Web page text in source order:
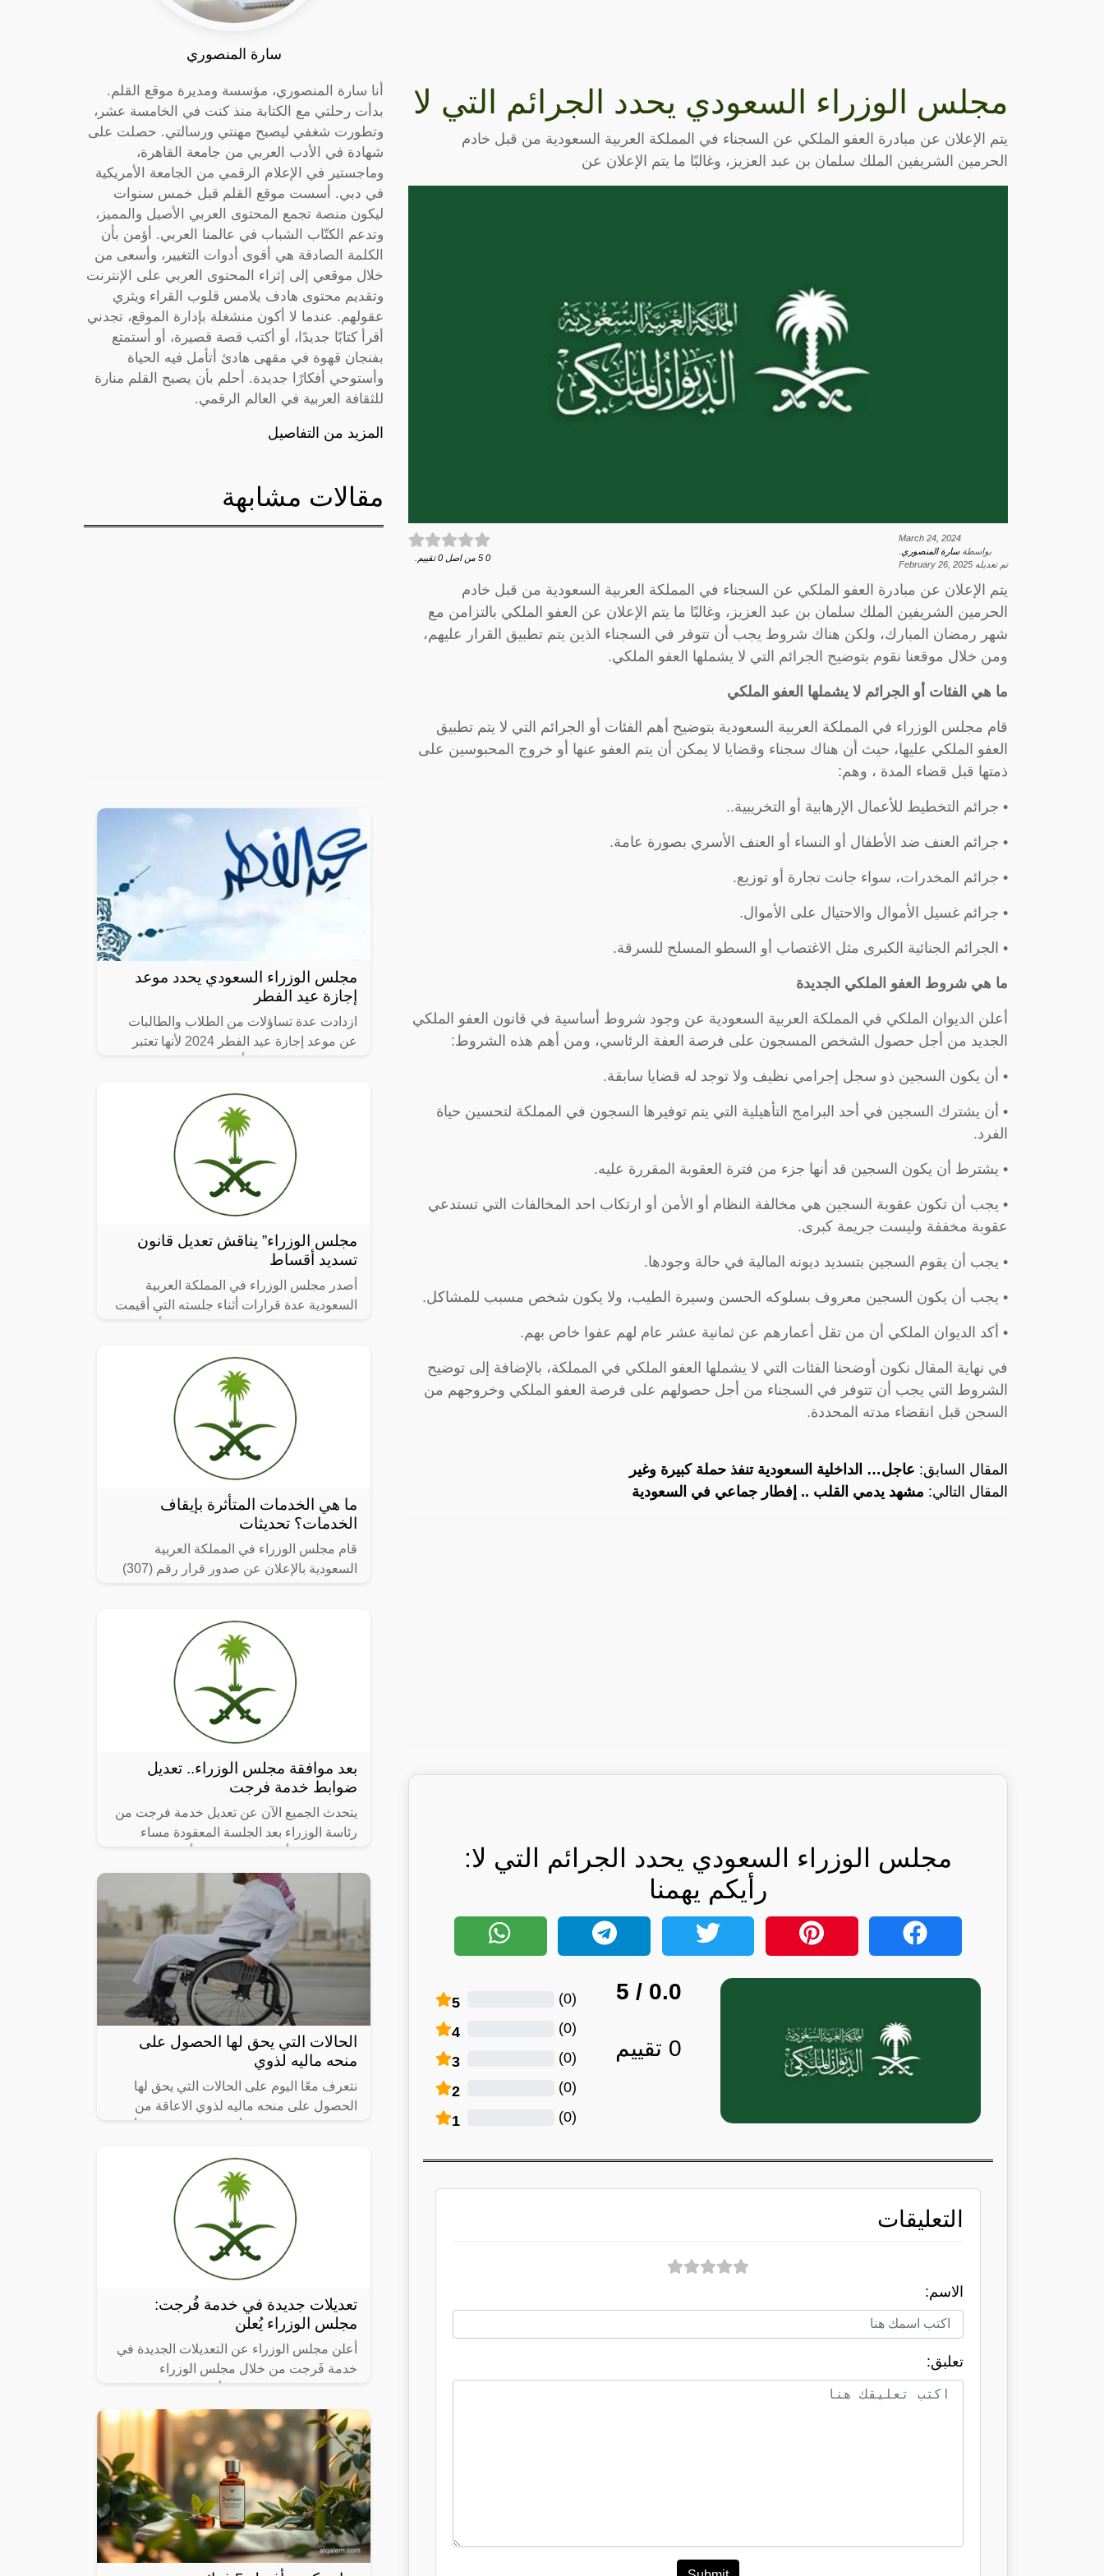
مجلس الوزراء السعودي يحدد الجرائم التي لا
يتم الإعلان عن مبادرة العفو الملكي عن السجناء في المملكة العربية السعودية من قبل خادم
الحرمين الشريفين الملك سلمان بن عبد العزيز، وغالبًا ما يتم الإعلان عن
March 24, 2024
بواسطةسارة المنصوري
تم تعديله February 26, 2025
0
5 من اصل 0 تقييم.
يتم الإعلان عن مبادرة العفو الملكي عن السجناء في المملكة العربية السعودية من قبل خادم
الحرمين الشريفين الملك سلمان بن عبد العزيز، وغالبًا ما يتم الإعلان عن العفو الملكي بالتزامن مع
شهر رمضان المبارك، ولكن هناك شروط يجب أن تتوفر في السجناء الذين يتم تطبيق القرار عليهم،
ومن خلال موقعنا نقوم بتوضيح الجرائم التي لا يشملها العفو الملكي.
ما هي الفئات أو الجرائم لا يشملها العفو الملكي
قام مجلس الوزراء في المملكة العربية السعودية بتوضيح أهم الفئات أو الجرائم التي لا يتم تطبيق
العفو الملكي عليها، حيث أن هناك سجناء وقضايا لا يمكن أن يتم العفو عنها أو خروج المحبوسين على
ذمتها قبل قضاء المدة ، وهم:
• جرائم التخطيط للأعمال الإرهابية أو التخريبية..
• جرائم العنف ضد الأطفال أو النساء أو العنف الأسري بصورة عامة.
• جرائم المخدرات، سواء جانت تجارة أو توزيع.
• جرائم غسيل الأموال والاحتيال على الأموال.
• الجرائم الجنائية الكبرى مثل الاغتصاب أو السطو المسلح للسرقة.
ما هي شروط العفو الملكي الجديدة
أعلن الديوان الملكي في المملكة العربية السعودية عن وجود شروط أساسية في قانون العفو الملكي
الجديد من أجل حصول الشخص المسجون على فرصة العفة الرئاسي، ومن أهم هذه الشروط:
• أن يكون السجين ذو سجل إجرامي نظيف ولا توجد له قضايا سابقة.
• أن يشترك السجين في أحد البرامج التأهيلية التي يتم توفيرها السجون في المملكة لتحسين حياة
الفرد.
• يشترط أن يكون السجين قد أنها جزء من فترة العقوبة المقررة عليه.
• يجب أن تكون عقوبة السجين هي مخالفة النظام أو الأمن أو ارتكاب احد المخالفات التي تستدعي
عقوبة مخففة وليست جريمة كبرى.
• يجب أن يقوم السجين بتسديد ديونه المالية في حالة وجودها.
• يجب أن يكون السجين معروف بسلوكه الحسن وسيرة الطيب، ولا يكون شخص مسبب للمشاكل.
• أكد الديوان الملكي أن من تقل أعمارهم عن ثمانية عشر عام لهم عفوا خاص بهم.
في نهاية المقال نكون أوضحنا الفئات التي لا يشملها العفو الملكي في المملكة، بالإضافة إلى توضيح
الشروط التي يجب أن تتوفر في السجناء من أجل حصولهم على فرصة العفو الملكي وخروجهم من
السجن قبل انقضاء مدته المحددة.
المقال السابق: عاجل… الداخلية السعودية تنفذ حملة كبيرة وغير
المقال التالي: مشهد يدمي القلب .. إفطار جماعي في السعودية
مجلس الوزراء السعودي يحدد الجرائم التي لا:
رأيكم يهمنا
0.0
/ 5
0 تقييم
5 (
0
)
4 (
0
)
3 (
0
)
2 (
0
)
1 (
0
)
التعليقات
الاسم:
تعلبق:
سارة المنصوري
أنا سارة المنصوري، مؤسسة ومديرة موقع القلم.
بدأت رحلتي مع الكتابة منذ كنت في الخامسة عشر،
وتطورت شغفي ليصبح مهنتي ورسالتي. حصلت على
شهادة في الأدب العربي من جامعة القاهرة،
وماجستير في الإعلام الرقمي من الجامعة الأمريكية
في دبي. أسست موقع القلم قبل خمس سنوات
ليكون منصة تجمع المحتوى العربي الأصيل والمميز،
وتدعم الكتّاب الشباب في عالمنا العربي. أؤمن بأن
الكلمة الصادقة هي أقوى أدوات التغيير، وأسعى من
خلال موقعي إلى إثراء المحتوى العربي على الإنترنت
وتقديم محتوى هادف يلامس قلوب القراء ويثري
عقولهم. عندما لا أكون منشغلة بإدارة الموقع، تجدني
أقرأ كتابًا جديدًا، أو أكتب قصة قصيرة، أو أستمتع
بفنجان قهوة في مقهى هادئ أتأمل فيه الحياة
وأستوحي أفكارًا جديدة. أحلم بأن يصبح القلم منارة
للثقافة العربية في العالم الرقمي.
المزيد من التفاصيل
مقالات مشابهة
مجلس الوزراء السعودي يحدد موعد
إجازة عيد الفطر
ازدادت عدة تساؤلات من الطلاب والطالبات
عن موعد إجازة عيد الفطر 2024 لأنها تعتبر
مجلس الوزراء” يناقش تعديل قانون
تسديد أقساط
أصدر مجلس الوزراء في المملكة العربية
السعودية عدة قرارات أثناء جلسته التي أقيمت
ما هي الخدمات المتأثرة بإيقاف
الخدمات؟ تحديثات
قام مجلس الوزراء في المملكة العربية
السعودية بالإعلان عن صدور قرار رقم (307)
بعد موافقة مجلس الوزراء.. تعديل
ضوابط خدمة فرجت
يتحدث الجميع الآن عن تعديل خدمة فرجت من
رئاسة الوزراء بعد الجلسة المعقودة مساء
ضوابط فرجت تلك التي تتيح للمواطنين
الحالات التي يحق لها الحصول على
منحه ماليه لذوي
نتعرف معًا اليوم على الحالات التي يحق لها
الحصول على منحه ماليه لذوي الاعاقة من
تعديلات جديدة في خدمة فُرجت:
مجلس الوزراء يُعلن
أعلن مجلس الوزراء عن التعديلات الجديدة في
خدمة فَرجت من خلال مجلس الوزراء
العديد من القرارات الأخرى، ومن خلال مقالنا